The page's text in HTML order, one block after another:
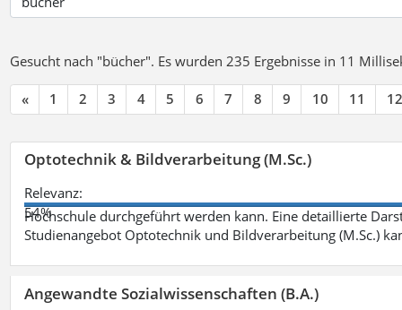
Gesucht nach "bücher". Es wurden 235 Ergebnisse in 11
« 1 2 3 4 5 6 7 8 9 10 11 12
Optotechnik & Bildverarbeitung (M.Sc.)
Relevanz:
54%
Hochschule durchgeführt werden kann. Eine detaillierte
Studienangebot Optotechnik und Bildverarbeitung (M.Sc.)
Angewandte Sozialwissenschaften (B.A.)